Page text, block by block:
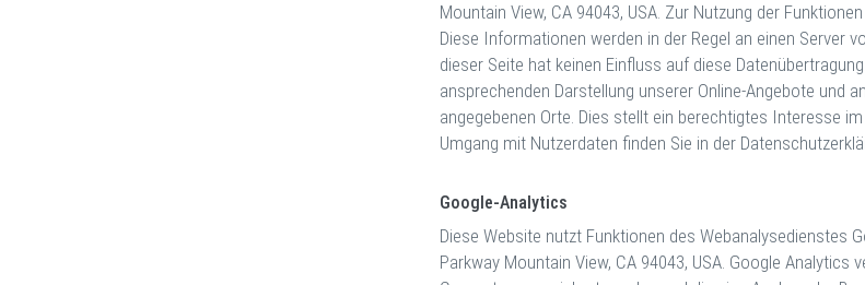
Mountain View, CA 94043, USA. Zur Nutzung der
Diese Informationen werden in der Regel an einen Server
dieser Seite hat keinen Einfluss auf diese
ansprechenden Darstellung unserer Online-Angebote und
angegebenen Orte. Dies stellt ein berechtigtes Interesse
Umgang mit Nutzerdaten finden Sie in der
Google-Analytics
Diese Website nutzt Funktionen des Webanalysedienstes
Parkway Mountain View, CA 94043, USA. Google